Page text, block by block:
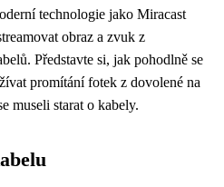
technologie jako Miracast
obraz a zvuk z
Představte si, jak pohodlně se
promítání fotek z dovolené na
museli starat o kabely.